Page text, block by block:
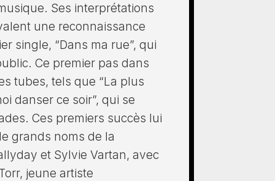
Ses interprétations
une reconnaissance
single, “Dans ma rue”, qui
Ce premier pas dans
tubes, tels que “La plus
danser ce soir”, qui se
Ces premiers succès lui
grands noms de la
et Sylvie Vartan, avec
jeune artiste